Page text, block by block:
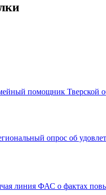
помощник Тверской
опрос об
линия ФАС о фактах